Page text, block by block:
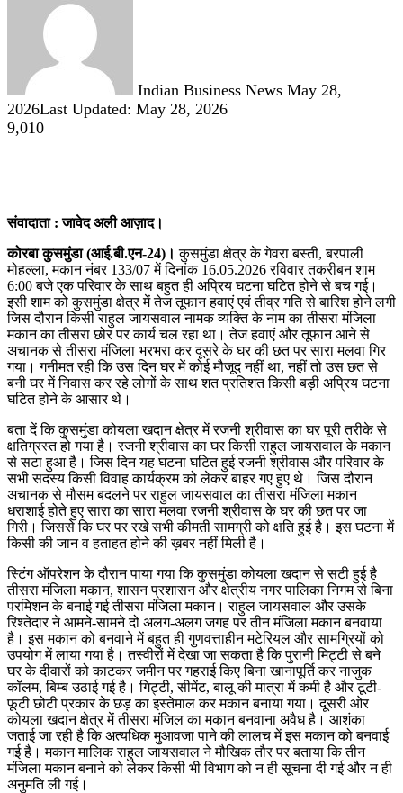
Indian Business News May 28,
2026Last Updated: May 28, 2026
9,010
संवादाता : जावेद अली आज़ाद।
कोरबा कुसमुंडा (आई.बी.एन-24)। कुसमुंडा क्षेत्र के गेवरा बस्ती, बरपाली
मोहल्ला, मकान नंबर 133/07 में दिनांक 16.05.2026 रविवार तकरीबन शाम
6:00 बजे एक परिवार के साथ बहुत ही अप्रिय घटना घटित होने से बच गई।
इसी शाम को कुसमुंडा क्षेत्र में तेज तूफान हवाएं एवं तीव्र गति से बारिश होने लगी
जिस दौरान किसी राहुल जायसवाल नामक व्यक्ति के नाम का तीसरा मंजिला
मकान का तीसरा छोर पर कार्य चल रहा था। तेज हवाएं और तूफान आने से
अचानक से तीसरा मंजिला भरभरा कर दूसरे के घर की छत पर सारा मलवा गिर
गया। गनीमत रही कि उस दिन घर में कोई मौजूद नहीं था, नहीं तो उस छत से
बनी घर में निवास कर रहे लोगों के साथ शत प्रतिशत किसी बड़ी अप्रिय घटना
घटित होने के आसार थे।
बता दें कि कुसमुंडा कोयला खदान क्षेत्र में रजनी श्रीवास का घर पूरी तरीके से
क्षतिग्रस्त हो गया है। रजनी श्रीवास का घर किसी राहुल जायसवाल के मकान
से सटा हुआ है। जिस दिन यह घटना घटित हुई रजनी श्रीवास और परिवार के
सभी सदस्य किसी विवाह कार्यक्रम को लेकर बाहर गए हुए थे। जिस दौरान
अचानक से मौसम बदलने पर राहुल जायसवाल का तीसरा मंजिला मकान
धराशाई होते हुए सारा का सारा मलवा रजनी श्रीवास के घर की छत पर जा
गिरी। जिससे कि घर पर रखे सभी कीमती सामग्री को क्षति हुई है। इस घटना में
किसी की जान व हताहत होने की ख़बर नहीं मिली है।
स्टिंग ऑपरेशन के दौरान पाया गया कि कुसमुंडा कोयला खदान से सटी हुई है
तीसरा मंजिला मकान, शासन प्रशासन और क्षेत्रीय नगर पालिका निगम से बिना
परमिशन के बनाई गई तीसरा मंजिला मकान। राहुल जायसवाल और उसके
रिश्तेदार ने आमने-सामने दो अलग-अलग जगह पर तीन मंजिला मकान बनवाया
है। इस मकान को बनवाने में बहुत ही गुणवत्ताहीन मटेरियल और सामग्रियों को
उपयोग में लाया गया है। तस्वीरों में देखा जा सकता है कि पुरानी मिट्टी से बने
घर के दीवारों को काटकर जमीन पर गहराई किए बिना खानापूर्ति कर नाजुक
कॉलम, बिम्ब उठाई गई है। गिट्टी, सीमेंट, बालू की मात्रा में कमी है और टूटी-
फूटी छोटी प्रकार के छड़ का इस्तेमाल कर मकान बनाया गया। दूसरी ओर
कोयला खदान क्षेत्र में तीसरा मंजिल का मकान बनवाना अवैध है। आशंका
जताई जा रही है कि अत्यधिक मुआवजा पाने की लालच में इस मकान को बनवाई
गई है। मकान मालिक राहुल जायसवाल ने मौखिक तौर पर बताया कि तीन
मंजिला मकान बनाने को लेकर किसी भी विभाग को न ही सूचना दी गई और न ही
अनुमति ली गई।